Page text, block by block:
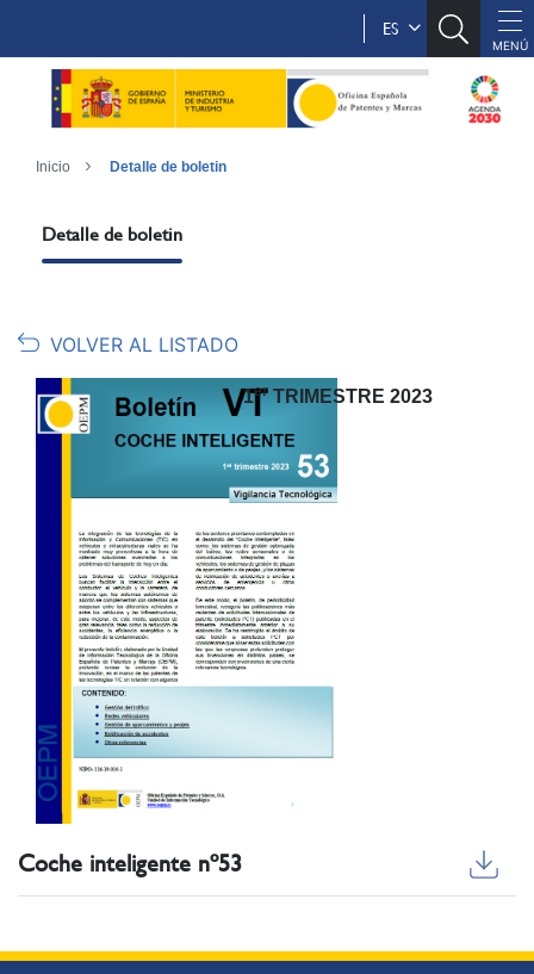
ES
Inicio Detalle de boletin
Detalle de boletin
VOLVER AL LISTADO
1er TRIMESTRE 2023
Coche inteligente nº53